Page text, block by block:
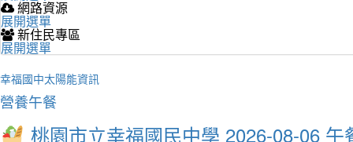
網路資源
展開選單
新住民專區
展開選單
幸福國中太陽能資訊
營養午餐
桃園市立幸福國民中學 2026-08-06 午